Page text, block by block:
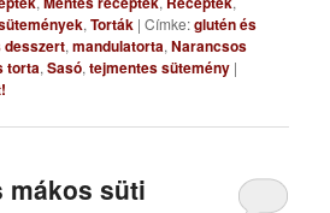
,Torták |Címke:glutén és
desszert,mandulatorta,Narancsos
torta,Sasó,tejmentes sütemény |
mákos süti